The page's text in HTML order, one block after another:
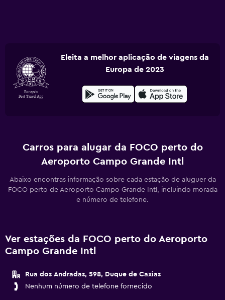
Eleita a melhor aplicação de viagens da
Europa de 2023
Carros para alugar da FOCO perto do
Aeroporto Campo Grande Intl
Abaixo encontras informação sobre cada estação de aluguer da
FOCO perto de Aeroporto Campo Grande Intl, incluindo morada
e número de telefone.
Ver estações da FOCO perto do Aeroporto
Campo Grande Intl
Rua dos Andradas, 598, Duque de Caxias
Nenhum número de telefone fornecido